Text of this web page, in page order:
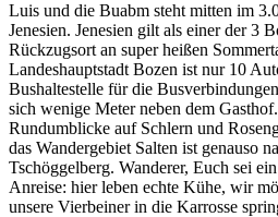
Luis und die Buabm steht mitten im
Jenesien. Jenesien gilt als einer der 3
Rückzugsort an super heißen
Landeshauptstadt Bozen ist nur 10
Bushaltestelle für die
sich wenige Meter neben dem
Rundumblicke auf Schlern und
das Wandergebiet Salten ist genauso
Tschöggelberg. Wanderer, Euch sei
Anreise: hier leben echte Kühe, wir
unsere Vierbeiner in die Karrosse